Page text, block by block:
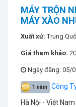
MÁY TRỘN
MÁY XÀO
Xuất xứ:Trung
Giá tham khảo:
Ngày đăng: 05/
1 năm
Công
Hà Nội - Việt Nam